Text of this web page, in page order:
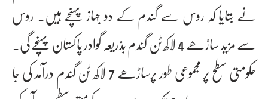
نے بتایا کہ روس سے گندم کے دو جہاز پہنچے ہیں۔ روس
سے مزید ساڑھے 4 لاکھ ٹن گندم بذریعہ گوادر پاکستان پہنچے گی۔
حکومتی سطح پر مجموعی طور پرساڑھے 7 لاکھ ٹن گندم درآمد کی جا